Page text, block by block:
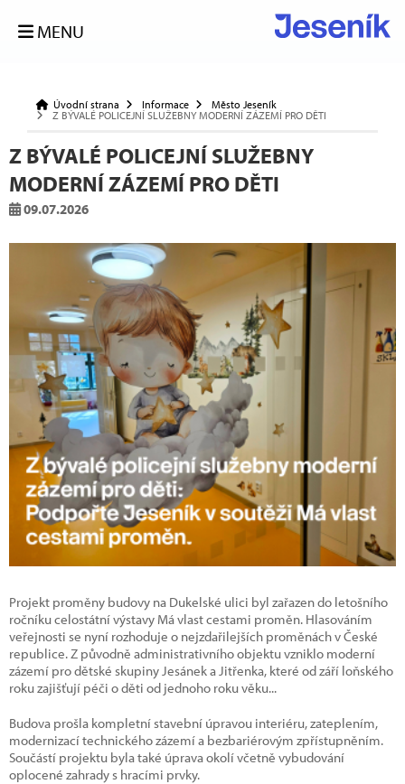
MENU
Úvodní strana Informace
Město Jeseník
Z BÝVALÉ POLICEJNÍ SLUŽEBNY MODERNÍ ZÁZEMÍ PRO DĚTI
Z BÝVALÉ POLICEJNÍ SLUŽEBNY
MODERNÍ ZÁZEMÍ PRO DĚTI
09.07.2026
Projekt proměny budovy na Dukelské ulici byl zařazen do letošního
ročníku celostátní výstavy Má vlast cestami proměn. Hlasováním
veřejnosti se nyní rozhoduje o nejzdařilejších proměnách v České
republice. Z původně administrativního objektu vzniklo moderní
zázemí pro dětské skupiny Jesánek a Jitřenka, které od září loňského
roku zajišťují péči o děti od jednoho roku věku...
Budova prošla kompletní stavební úpravou interiéru, zateplením,
modernizací technického zázemí a bezbariérovým zpřístupněním.
Součástí projektu byla také úprava okolí včetně vybudování
oplocené zahrady s hracími prvky.